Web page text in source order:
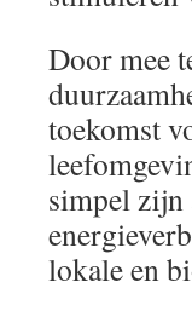
Door mee
toekomst
simpel zijn
lokale en